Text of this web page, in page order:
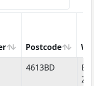
Postcode
Postcode
4613BD